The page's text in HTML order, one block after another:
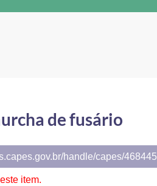
de fusário
handle/capes/468445
item.